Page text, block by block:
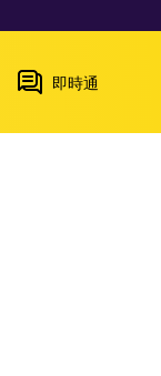
即時通